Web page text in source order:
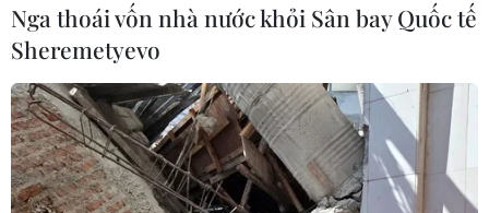
Nga thoái vốn nhà nước khỏi Sân bay Quốc tế
Sheremetyevo